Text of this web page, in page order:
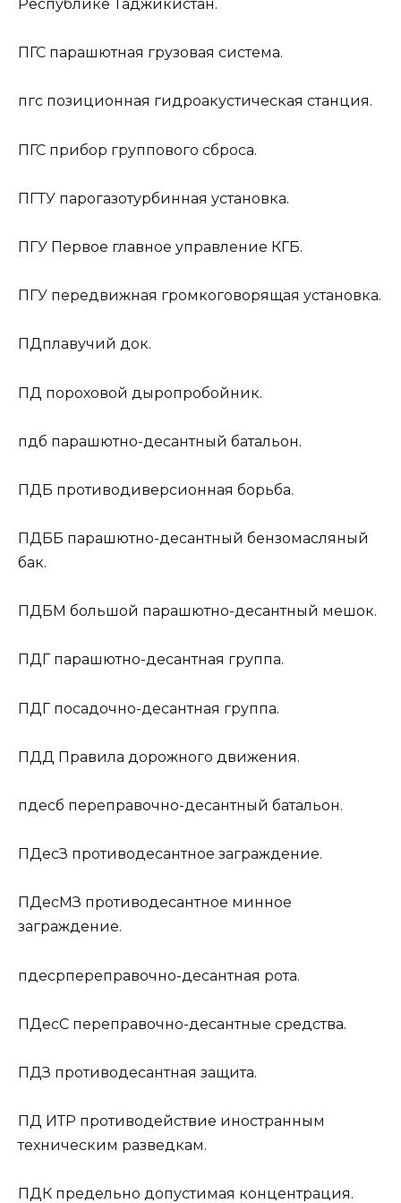
Республике Таджикистан.
ПГС парашютная грузовая система.
пгс позиционная гидроакустическая станция.
ПГС прибор группового сброса.
ПГТУ парогазотурбинная установка.
ПГУ Первое главное управление КГБ.
ПГУ передвижная громкоговорящая установка.
ПДплавучий док.
ПД пороховой дыропробойник.
пдб парашютно-десантный батальон.
ПДБ противодиверсионная борьба.
ПДББ парашютно-десантный бензомасляный
бак.
ПДБМ большой парашютно-десантный мешок.
ПДГ парашютно-десантная группа.
ПДГ посадочно-десантная группа.
ПДД Правила дорожного движения.
пдесб переправочно-десантный батальон.
ПДесЗ противодесантное заграждение.
ПДесМЗ противодесантное минное
заграждение.
пдесрпереправочно-десантная рота.
ПДесС переправочно-десантные средства.
ПДЗ противодесантная защита.
ПД ИТР противодействие иностранным
техническим разведкам.
ПДК предельно допустимая концентрация.